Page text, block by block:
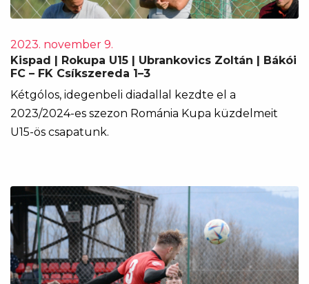
2023. november 9.
Kispad | Rokupa U15 | Ubrankovics Zoltán | Bákói
FC – FK Csíkszereda 1–3
Kétgólos, idegenbeli diadallal kezdte el a
2023/2024-es szezon Románia Kupa küzdelmeit
U15-ös csapatunk.